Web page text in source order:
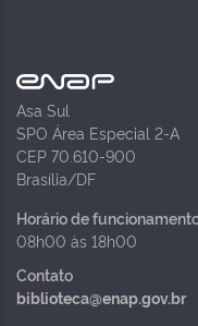
Asa Sul
SPO Área Especial 2-A
CEP 70.610-900
Brasília/DF
Horário de
08h00 às 18h00
Contato
biblioteca@enap.gov.br